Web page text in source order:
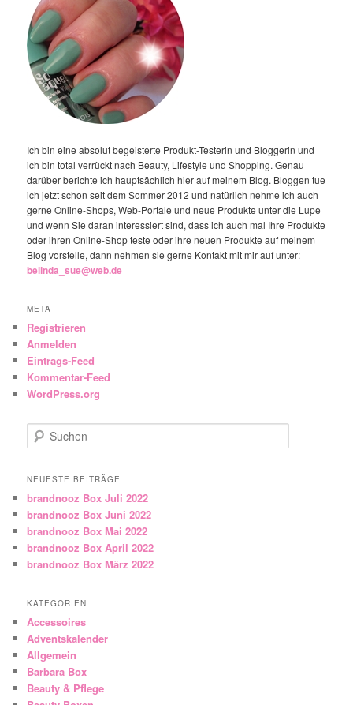
Ich bin eine absolut begeisterte Produkt-Testerin und Bloggerin und
ich bin total verrückt nach Beauty, Lifestyle und Shopping. Genau
darüber berichte ich hauptsächlich hier auf meinem Blog. Bloggen tue
ich jetzt schon seit dem Sommer 2012 und natürlich nehme ich auch
gerne Online-Shops, Web-Portale und neue Produkte unter die Lupe
und wenn Sie daran interessiert sind, dass ich auch mal Ihre Produkte
oder ihren Online-Shop teste oder ihre neuen Produkte auf meinem
Blog vorstelle, dann nehmen sie gerne Kontakt mit mir auf unter:
belinda_sue@web.de
META
Registrieren
Anmelden
Eintrags-Feed
Kommentar-Feed
WordPress.org
Suchen
NEUESTE BEITRÄGE
brandnooz Box Juli 2022
brandnooz Box Juni 2022
brandnooz Box Mai 2022
brandnooz Box April 2022
brandnooz Box März 2022
KATEGORIEN
Accessoires
Adventskalender
Allgemein
Barbara Box
Beauty & Pflege